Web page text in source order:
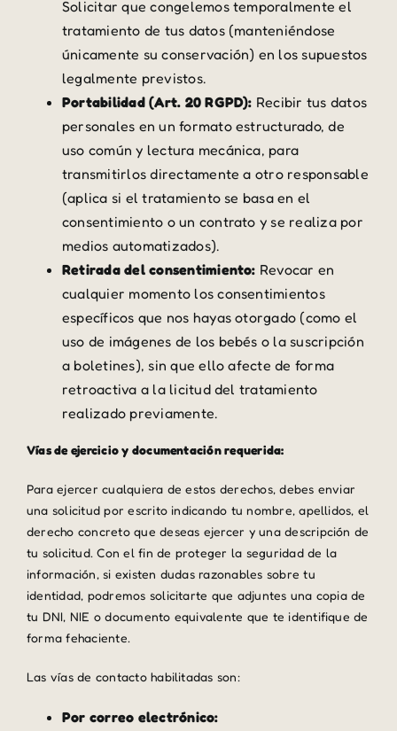
Solicitar que congelemos temporalmente el
tratamiento de tus datos (manteniéndose
únicamente su conservación) en los supuestos
legalmente previstos.
Portabilidad (Art. 20 RGPD): Recibir tus datos
personales en un formato estructurado, de
uso común y lectura mecánica, para
transmitirlos directamente a otro responsable
(aplica si el tratamiento se basa en el
consentimiento o un contrato y se realiza por
medios automatizados).
Retirada del consentimiento: Revocar en
cualquier momento los consentimientos
específicos que nos hayas otorgado (como el
uso de imágenes de los bebés o la suscripción
a boletines), sin que ello afecte de forma
retroactiva a la licitud del tratamiento
realizado previamente.
Vías de ejercicio y documentación requerida:
Para ejercer cualquiera de estos derechos, debes enviar
una solicitud por escrito indicando tu nombre, apellidos, el
derecho concreto que deseas ejercer y una descripción de
tu solicitud. Con el fin de proteger la seguridad de la
información, si existen dudas razonables sobre tu
identidad, podremos solicitarte que adjuntes una copia de
tu DNI, NIE o documento equivalente que te identifique de
forma fehaciente.
Las vías de contacto habilitadas son:
Por correo electrónico: